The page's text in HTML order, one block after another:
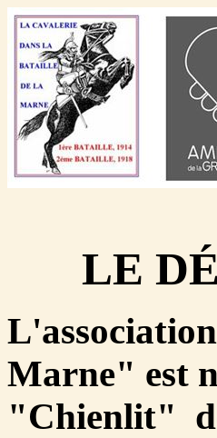
LE
Marne" est
"Chienlit"